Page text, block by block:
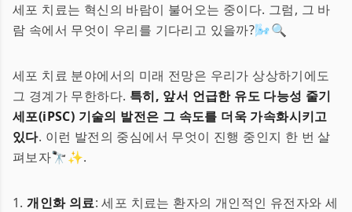
세포 치료는 혁신의 바람이 불어오는 중이다. 그럼, 그 바
람 속에서 무엇이 우리를 기다리고 있을까?🌬️🔍
세포 치료 분야에서의 미래 전망은 우리가 상상하기에도
그 경계가 무한하다. 특히, 앞서 언급한 유도 다능성 줄기
세포(iPSC) 기술의 발전은 그 속도를 더욱 가속화시키고
있다. 이런 발전의 중심에서 무엇이 진행 중인지 한 번 살
펴보자🔭✨.
1.개인화 의료: 세포 치료는 환자의 개인적인 유전자와 세